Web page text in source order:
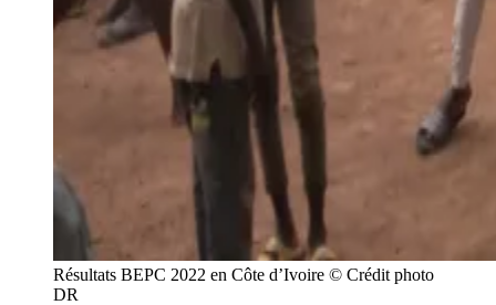
Résultats BEPC 2022 en Côte d’Ivoire © Crédit photo
DR